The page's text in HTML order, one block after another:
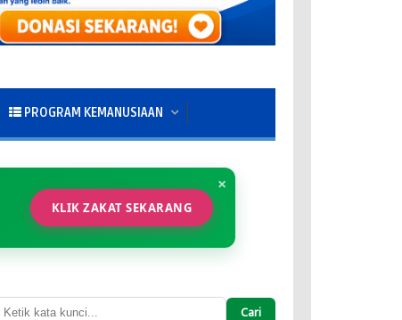
PROGRAM KEMANUSIAAN
×
KLIK ZAKAT SEKARANG
Cari